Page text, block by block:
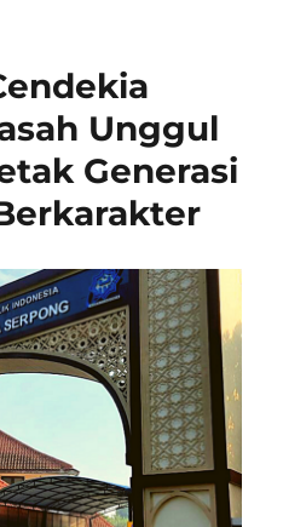
Unggul
Generasi